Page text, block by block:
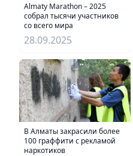
Almaty Marathon – 2025
собрал тысячи участников
со всего мира
28.09.2025
В Алматы закрасили более
100 граффити с рекламой
наркотиков